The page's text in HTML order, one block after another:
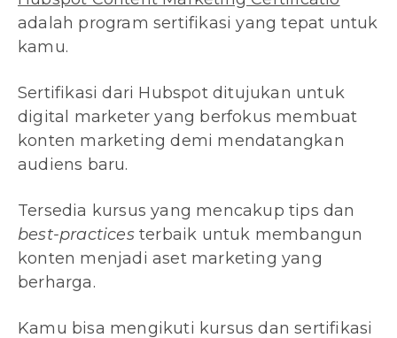
adalah program sertifikasi yang tepat untuk
kamu.
Sertifikasi dari Hubspot ditujukan untuk
digital marketer yang berfokus membuat
konten marketing demi mendatangkan
audiens baru.
Tersedia kursus yang mencakup tips dan
best-practicesterbaik untuk membangun
konten menjadi aset marketing yang
berharga.
Kamu bisa mengikuti kursus dan sertifikasi